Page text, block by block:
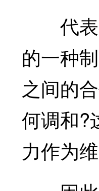
代表
的一种
之间的
何调和?
力作为